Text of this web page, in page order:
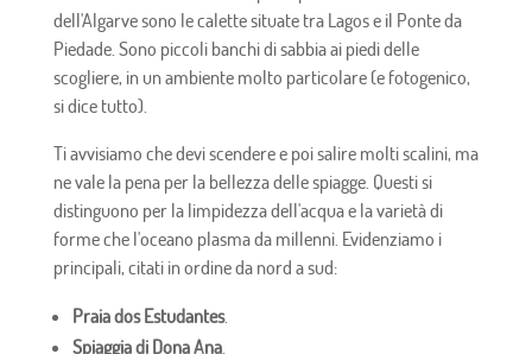
dell'Algarve sono le calette situate tra Lagos e il Ponte da
Piedade. Sono piccoli banchi di sabbia ai piedi delle
scogliere, in un ambiente molto particolare (e fotogenico,
si dice tutto).
Ti avvisiamo che devi scendere e poi salire molti scalini, ma
ne vale la pena per la bellezza delle spiagge. Questi si
distinguono per la limpidezza dell'acqua e la varietà di
forme che l'oceano plasma da millenni. Evidenziamo i
principali, citati in ordine da nord a sud:
Praia dos Estudantes.
Spiaggia di Dona Ana.